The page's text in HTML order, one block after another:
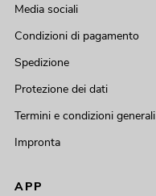
Media sociali
Condizioni di pagamento
Spedizione
Protezione dei dati
Termini e condizioni generali
Impronta
APP